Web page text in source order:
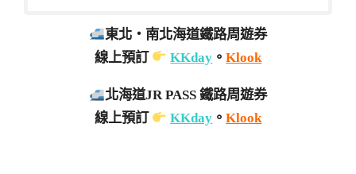
東北・南北海道鐵路周遊券
線上預訂
KKday 。Klook
北海道JR PASS 鐵路周遊券
線上預訂
KKday 。Klook